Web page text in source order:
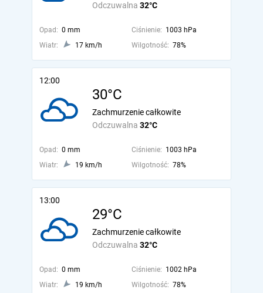
Odczuwalna 32°C
Opad: 0 mm Ciśnienie: 1003 hPa
Wiatr:
17 km/h Wilgotność: 78%
12:00
30°C
Odczuwalna 32°C
Zachmurzenie całkowite
Opad: 0 mm Ciśnienie: 1003 hPa
Wiatr:
19 km/h Wilgotność: 78%
13:00
29°C
Odczuwalna 32°C
Zachmurzenie całkowite
Opad: 0 mm Ciśnienie: 1002 hPa
Wiatr:
19 km/h Wilgotność: 78%